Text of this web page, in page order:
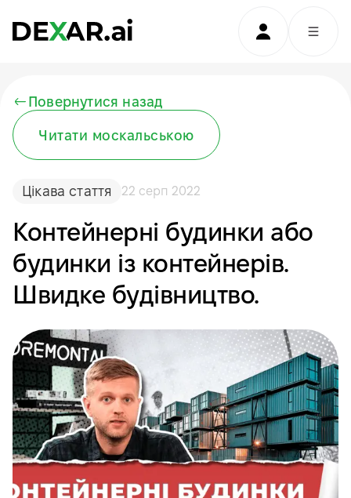
Повернутися назад
Читати москальською
Цікава стаття 22 серп 2022
Контейнерні будинки або
будинки із контейнерів.
Швидке будівництво.